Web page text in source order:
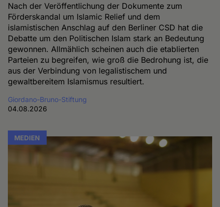
Nach der Veröffentlichung der Dokumente zum
Förderskandal um Islamic Relief und dem
islamistischen Anschlag auf den Berliner CSD hat die
Debatte um den Politischen Islam stark an Bedeutung
gewonnen. Allmählich scheinen auch die etablierten
Parteien zu begreifen, wie groß die Bedrohung ist, die
aus der Verbindung von legalistischem und
gewaltbereitem Islamismus resultiert.
Giordano-Bruno-Stiftung
04.08.2026
MEDIEN